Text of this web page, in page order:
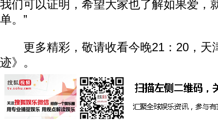
我们可以证明，希望大家也了解如果爱，
单。”
更多精彩，敬请收看今晚21：20，天
迹》。